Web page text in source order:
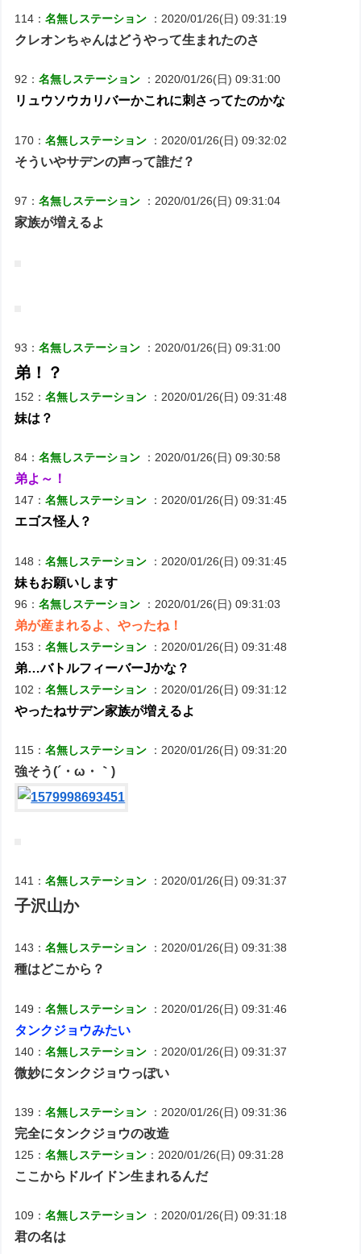
114：名無しステーション ：2020/01/26(日) 09:31:19
クレオンちゃんはどうやって生まれたのさ
92：名無しステーション ：2020/01/26(日) 09:31:00
リュウソウカリバーかこれに刺さってたのかな
170：名無しステーション ：2020/01/26(日) 09:32:02
そういやサデンの声って誰だ？
97：名無しステーション ：2020/01/26(日) 09:31:04
家族が増えるよ
93：名無しステーション ：2020/01/26(日) 09:31:00
弟！？
152：名無しステーション ：2020/01/26(日) 09:31:48
妹は？
84：名無しステーション ：2020/01/26(日) 09:30:58
弟よ～！
147：名無しステーション ：2020/01/26(日) 09:31:45
エゴス怪人？
148：名無しステーション ：2020/01/26(日) 09:31:45
妹もお願いします
96：名無しステーション ：2020/01/26(日) 09:31:03
弟が産まれるよ、やったね！
153：名無しステーション ：2020/01/26(日) 09:31:48
弟…バトルフィーバーJかな？
102：名無しステーション ：2020/01/26(日) 09:31:12
やったねサデン家族が増えるよ
115：名無しステーション ：2020/01/26(日) 09:31:20
強そう(´・ω・｀)
141：名無しステーション ：2020/01/26(日) 09:31:37
子沢山か
143：名無しステーション ：2020/01/26(日) 09:31:38
種はどこから？
149：名無しステーション ：2020/01/26(日) 09:31:46
タンクジョウみたい
140：名無しステーション ：2020/01/26(日) 09:31:37
微妙にタンクジョウっぽい
139：名無しステーション ：2020/01/26(日) 09:31:36
完全にタンクジョウの改造
125：名無しステーション ：2020/01/26(日) 09:31:28
ここからドルイドン生まれるんだ
109：名無しステーション ：2020/01/26(日) 09:31:18
君の名は